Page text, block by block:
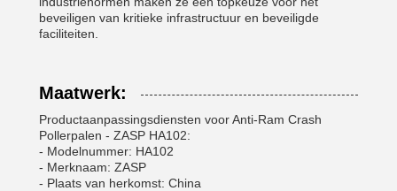
beveiligen van kritieke infrastructuur en beveiligde
faciliteiten.
Maatwerk:
Productaanpassingsdiensten voor Anti-Ram Crash
Pollerpalen - ZASP HA102:
- Modelnummer: HA102
- Merknaam: ZASP
- Plaats van herkomst: China